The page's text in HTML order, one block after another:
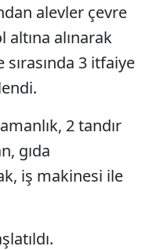
alevler çevre
alınarak
3 itfaiye
2 tandır
gıda
iş makinesi ile